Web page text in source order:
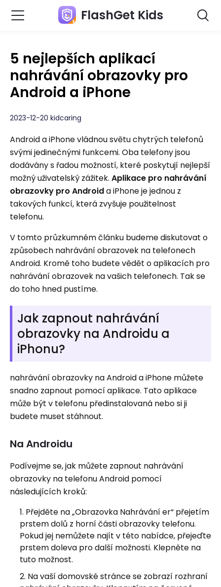
FlashGet Kids
5 nejlepších aplikací
nahrávání obrazovky pro
Android a iPhone
2023-12-20 kidcaring
Android a iPhone vládnou světu chytrých telefonů
svými jedinečnými funkcemi. Oba telefony jsou
dodávány s řadou možností, které poskytují nejlepší
možný uživatelský zážitek. Aplikace pro nahrávání
obrazovky pro Androida iPhone je jednou z
takových funkcí, která zvyšuje použitelnost
telefonu.
V tomto průzkumném článku budeme diskutovat o
způsobech nahrávání obrazovek na telefonech
Android. Kromě toho budete vědět o aplikacích pro
nahrávání obrazovek na vašich telefonech. Tak se
do toho hned pustíme.
Jak zapnout nahrávání
obrazovky na Androidu a
iPhonu?
nahrávání obrazovky na Android a iPhone můžete
snadno zapnout pomocí aplikace. Tato aplikace
může být v telefonu předinstalovaná nebo si ji
budete muset stáhnout.
Na Androidu
Podívejme se, jak můžete zapnout nahrávání
obrazovky na telefonu Android pomocí
následujících kroků:
Přejděte na „Obrazovka Nahrávání er“ přejetím
prstem dolů z horní části obrazovky telefonu.
Pokud jej nemůžete najít v této nabídce, přejeďte
prstem doleva pro další možnosti. Klepněte na
tuto možnost.
Na vaší domovské stránce se zobrazí rozhraní